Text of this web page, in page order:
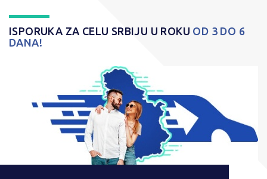
ISPORUKA ZA CELU SRBIJU U ROKU OD 3 DO 6
DANA!